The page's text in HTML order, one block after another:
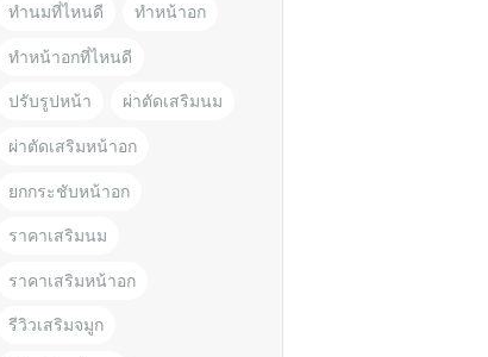
ทำนมที่ไหนดี ทำหน้าอก
ทำหน้าอกที่ไหนดี
ปรับรูปหน้า ผ่าตัดเสริมนม
ผ่าตัดเสริมหน้าอก
ยกกระชับหน้าอก
ราคาเสริมนม
ราคาเสริมหน้าอก
รีวิวเสริมจมูก